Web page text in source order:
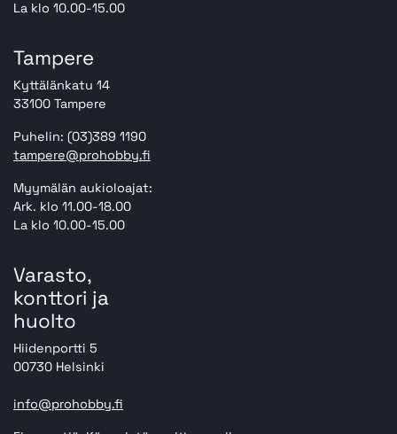
La klo 10.00-15.00
Tampere
Kyttälänkatu 14
33100 Tampere
Puhelin: (03)389 1190
tampere@prohobby.fi
Myymälän aukioloajat:
Ark. klo 11.00-18.00
La klo 10.00-15.00
Varasto,
konttori ja
huolto
Hiidenportti 5
00730 Helsinki
info@prohobby.fi